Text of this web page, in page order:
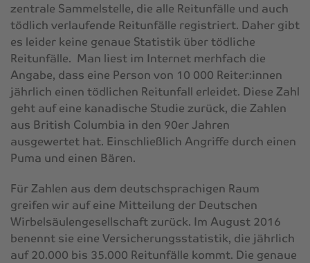
zentrale Sammelstelle, die alle Reitunfälle und auch
tödlich verlaufende Reitunfälle registriert. Daher gibt
es leider keine genaue Statistik über tödliche
Reitunfälle. Man liest im Internet merhfach die
Angabe, dass eine Person von 10 000 Reiter:innen
jährlich einen tödlichen Reitunfall erleidet. Diese Zahl
geht auf eine kanadische Studie zurück, die Zahlen
aus British Columbia in den 90er Jahren
ausgewertet hat. Einschließlich Angriffe durch einen
Puma und einen Bären.
Für Zahlen aus dem deutschsprachigen Raum
greifen wir auf eine Mitteilung der Deutschen
Wirbelsäulengesellschaft zurück. Im August 2016
benennt sie eine Versicherungsstatistik, die jährlich
auf 20.000 bis 35.000 Reitunfälle kommt. Die genaue